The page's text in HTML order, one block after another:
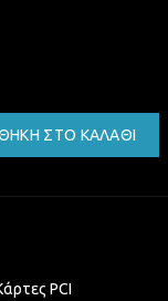
ΣΤΟ ΚΑΛΆΘΙ
PCI